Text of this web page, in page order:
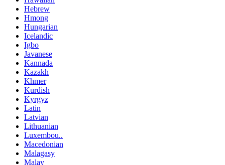
Hebrew
Hmong
Hungarian
Icelandic
Igbo
Javanese
Kannada
Kazakh
Khmer
Kurdish
Kyrgyz
Latin
Latvian
Lithuanian
Luxembou..
Macedonian
Malagasy
Malay